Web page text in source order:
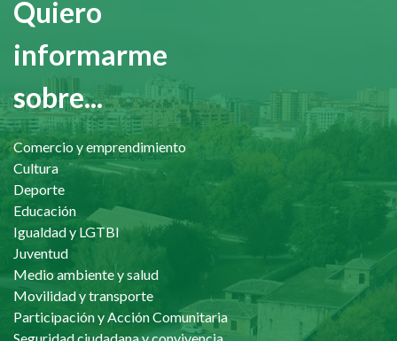
Quiero
informarme
sobre...
Comercio y emprendimiento
Cultura
Deporte
Educación
Igualdad y LGTBI
Juventud
Medio ambiente y salud
Movilidad y transporte
Participación y Acción Comunitaria